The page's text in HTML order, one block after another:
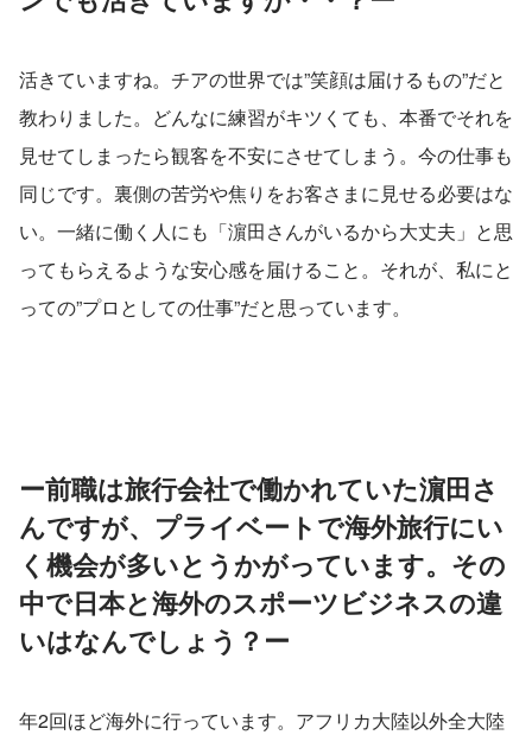
活きていますね。チアの世界では”笑顔は届けるもの”だと
教わりました。どんなに練習がキツくても、本番でそれを
見せてしまったら観客を不安にさせてしまう。今の仕事も
同じです。裏側の苦労や焦りをお客さまに見せる必要はな
い。一緒に働く人にも「濵田さんがいるから大丈夫」と思
ってもらえるような安心感を届けること。それが、私にと
っての”プロとしての仕事”だと思っています。
ー前職は旅行会社で働かれていた濵田さ
んですが、プライベートで海外旅行にい
く機会が多いとうかがっています。その
中で日本と海外のスポーツビジネスの違
いはなんでしょう？ー
年2回ほど海外に行っています。アフリカ大陸以外全大陸